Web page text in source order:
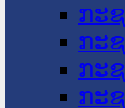
ກະ
ກະ
ກະ
ກະ